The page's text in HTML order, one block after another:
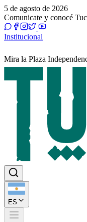
5 de agosto de 2026
Comunicate y conocé
Institucional
Mira la Plaza
ES